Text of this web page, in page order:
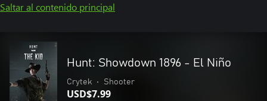
Saltar al contenido principal
Hunt: Showdown 1896 - El Niño
Crytek • Shooter
USD$7.99